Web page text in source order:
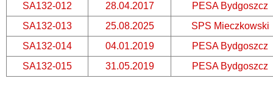
SA132-012
28.04.2017
PESA Bydgoszcz
SA132-013
25.08.2025
SPS Mieczkowski
SA132-014
04.01.2019
PESA Bydgoszcz
SA132-015
31.05.2019 PESA Bydgoszcz